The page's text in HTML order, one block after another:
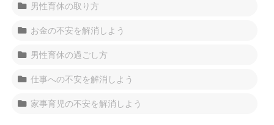
男性育休の取り方
お金の不安を解消しよう
男性育休の過ごし方
仕事への不安を解消しよう
家事育児の不安を解消しよう